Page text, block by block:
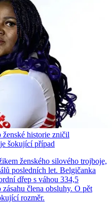
ženské historie zničil
šokující případ
ženského silového trojboje,
posledních let. Belgičanka
dřep s váhou 334,5
člena obsluhy. O pět
rozměr.